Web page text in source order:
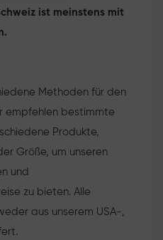
ist meinstens mit
Methoden für den
empfehlen bestimmte
Produkte,
Größe, um unseren
und
zu bieten. Alle
aus unserem USA-,